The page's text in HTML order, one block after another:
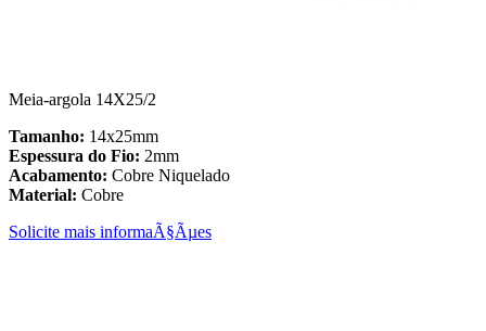
Meia-argola 14X25/2
Tamanho: 14x25mm
Espessura do Fio: 2mm
Acabamento: Cobre Niquelado
Material: Cobre
Solicite mais informaÃ§Ãµes